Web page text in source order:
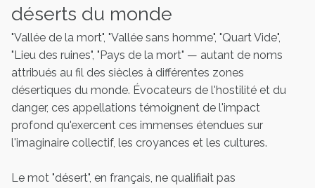
déserts du monde
"Vallée de la mort", "Vallée sans homme", "Quart Vide",
"Lieu des ruines", "Pays de la mort" — autant de noms
attribués au fil des siècles à différentes zones
désertiques du monde. Évocateurs de l'hostilité et du
danger, ces appellations témoignent de l'impact
profond qu'exercent ces immenses étendues sur
l'imaginaire collectif, les croyances et les cultures.
Le mot "désert", en français, ne qualifiait pas